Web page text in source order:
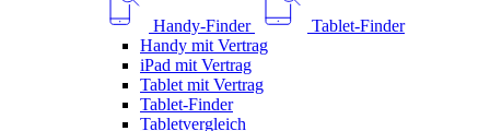
Handy-Finder
Tablet-Finder
Handy mit Vertrag
iPad mit Vertrag
Tablet mit Vertrag
Tablet-Finder
Tabletvergleich